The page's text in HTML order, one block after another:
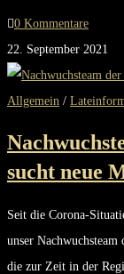
0 Kommentare
22. September 2021
Allgemein /
sucht neue
Seit die Corona-
unser
die zur Zeit in der